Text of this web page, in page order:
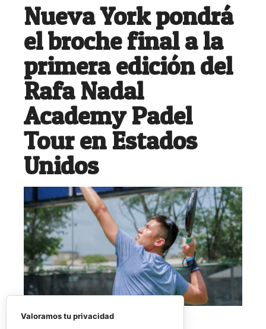
Nueva York pondrá
el broche final a la
primera edición del
Rafa Nadal
Academy Padel
Tour en Estados
Unidos
Valoramos tu privacidad